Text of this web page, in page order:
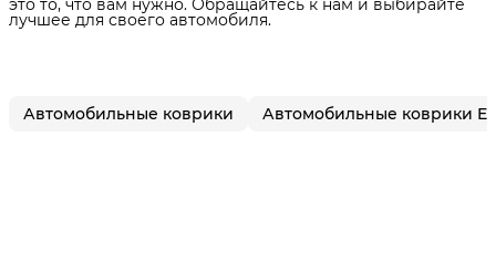
это то, что вам нужно. Обращайтесь к нам и выбирайте
лучшее для своего автомобиля.
Автомобильные коврики Автомобильные коврики